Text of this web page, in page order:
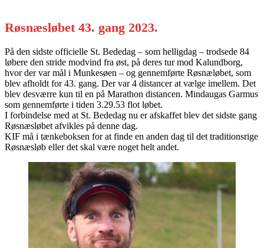
Røsnæsløbet 43. gang 2023.
På den sidste officielle St. Bededag – som helligdag – trodsede 84
løbere den stride modvind fra øst, på deres tur mod Kalundborg,
hvor der var mål i Munkesøen – og gennemførte Røsnæløbet, som
blev afholdt for 43. gang. Der var 4 distancer at vælge imellem. Det
blev desværre kun til en på Marathon distancen. Mindaugas Garmus
som gennemførte i tiden 3.29.53 flot løbet.
I forbindelse med at St. Bededag nu er afskaffet blev det sidste gang
Røsnæsløbet afvikles på denne dag.
KIF må i tænkeboksen for at finde en anden dag til det traditionsrige
Røsnæsløb eller det skal være noget helt andet.